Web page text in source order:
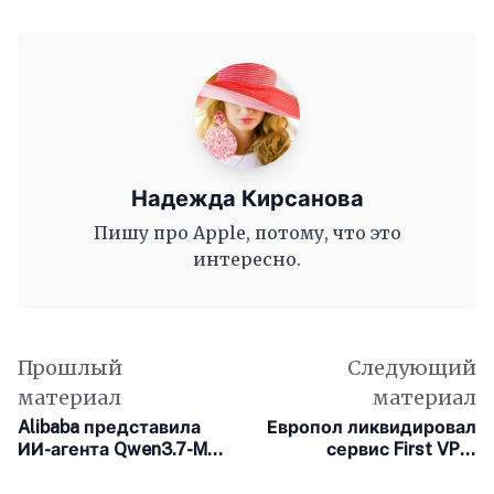
Надежда Кирсанова
Пишу про Apple, потому, что это
интересно.
Прошлый
материал
Alibaba представила
ИИ-агента Qwen3.7-Max
Следующий
материал
Европол ликвидировал
сервис First VPN,